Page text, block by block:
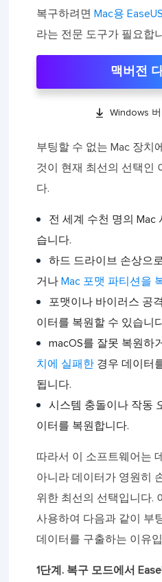
복구하려면 Mac용
라는 전문 도구가 필요합
맥버전
 Windows
부팅할 수 없는 Mac 장치
것이 현재 최선의 선택인
다.
전 세계 수천 명의 Mac
습니다.
하드 드라이브 손상으
거나 Mac 포맷 파티션을
포맷이나 바이러스 공
이터를 복원할 수 있습니
macOS를 잘못 복원하
치에 실패한 경우 데이터
됩니다.
시스템 충돌이나 작동
이터를 복원합니다.
따라서 이 소프트웨어는
아니라 데이터가 영원히
위한 최선의 선택입니다.
사용하여 다음과 같이 부
데이터를 구출하는 이유
1단계. 복구 모드에서